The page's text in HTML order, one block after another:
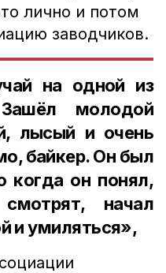
лично и потом
заводчиков.
на одной из
молодой
лысый и очень
байкер. Он был
когда он понял,
начал
и умиляться»,